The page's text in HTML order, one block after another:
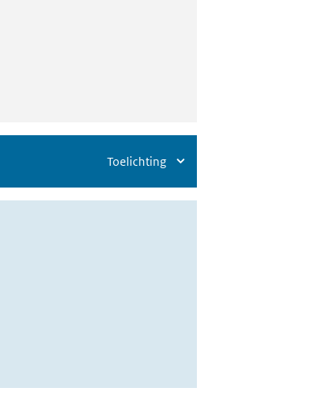
Toelichting